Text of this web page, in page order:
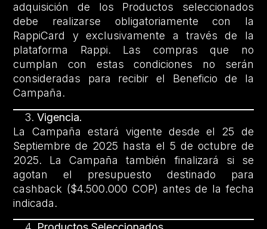
adquisición de los Productos seleccionados
debe realizarse obligatoriamente con la
RappiCard y exclusivamente a través de la
plataforma Rappi. Las compras que no
cumplan con estas condiciones no serán
consideradas para recibir el Beneficio de la
Campaña.
Vigencia.
La Campaña estará vigente desde el 25 de
Septiembre de 2025 hasta el 5 de octubre de
2025. La Campaña también finalizará si se
agotan el presupuesto destinado para
cashback ($4.500.000 COP) antes de la fecha
indicada.